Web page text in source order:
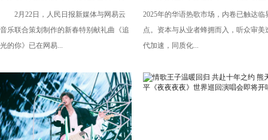
合推出新春献礼歌曲《追光的
你》
2月22日，人民日报新媒体与网易云
音乐联合策划制作的新春特别献礼曲《追
光的你》已在网易...
的选品、投流与转化逻辑
2025年的华语热歌市场，内卷已触达临
点。资本与从业者蜂拥而入，听众审美
代加速，同质化...